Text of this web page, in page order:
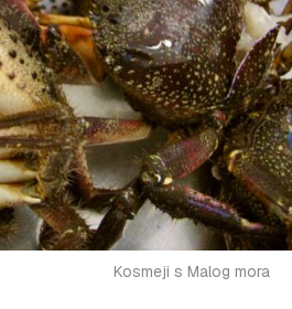
Kosmeji s Malog mora